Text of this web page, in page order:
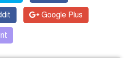
Google Plus